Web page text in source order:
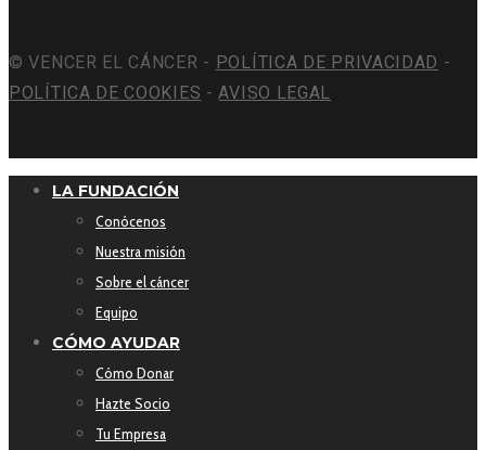
© VENCER EL CÁNCER - POLÍTICA DE PRIVACIDAD -
POLÍTICA DE COOKIES -AVISO LEGAL
LA FUNDACIÓN
Conócenos
Nuestra misión
Sobre el cáncer
Equipo
CÓMO AYUDAR
Cómo Donar
Hazte Socio
Tu Empresa